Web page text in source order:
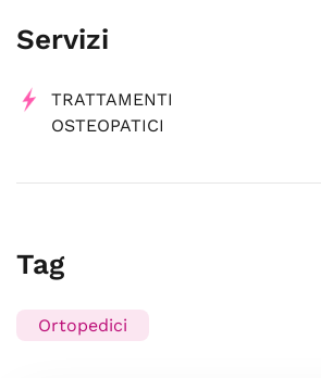
Servizi
TRATTAMENTI
OSTEOPATICI
Tag
Ortopedici